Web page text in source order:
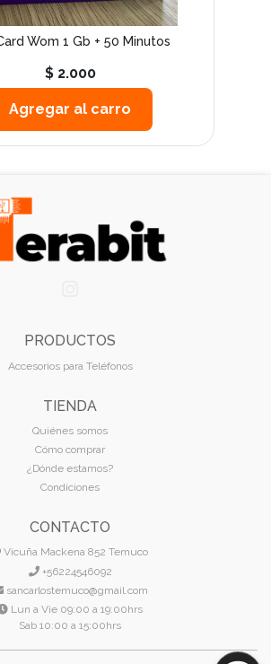
Wom 1 Gb + 50 Minutos
$ 2.000
Agregar al carro
PRODUCTOS
Accesorios para Teléfonos
TIENDA
Quiénes somos
Cómo comprar
¿Dónde estamos?
Condiciones
CONTACTO
Vicuña Mackena 852 Temuco
+56224546092
sancarlostemuco@gmail.com
Lun a Vie 09:00 a 19:00hrs
Sab 10:00 a 15:00hrs